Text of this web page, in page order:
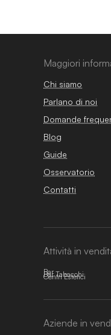
Maggiori
Chi siamo
Parlano di noi
Domande
Blog
Guide
Osservatorio
Contatti
Attività in
Bar
Bar Tabacchi
Centri Estetici
Aziende in